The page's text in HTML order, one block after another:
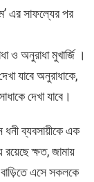
এর সাফল্যের পর
ও অনুরাধা মুখার্জি ।
যাবে অনুরাধাকে,
দেখা যাবে।
ব্যবসায়ীকে এক
রয়েছে ক্ষত, জামায়
এসে সকলকে